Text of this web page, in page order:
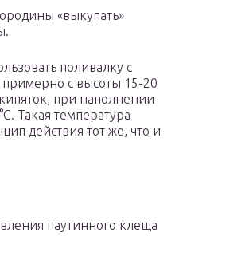
«выкупать»
поливалку с
примерно с высоты 15-20
при наполнении
Такая температура
действия тот же, что и
паутинного клеща